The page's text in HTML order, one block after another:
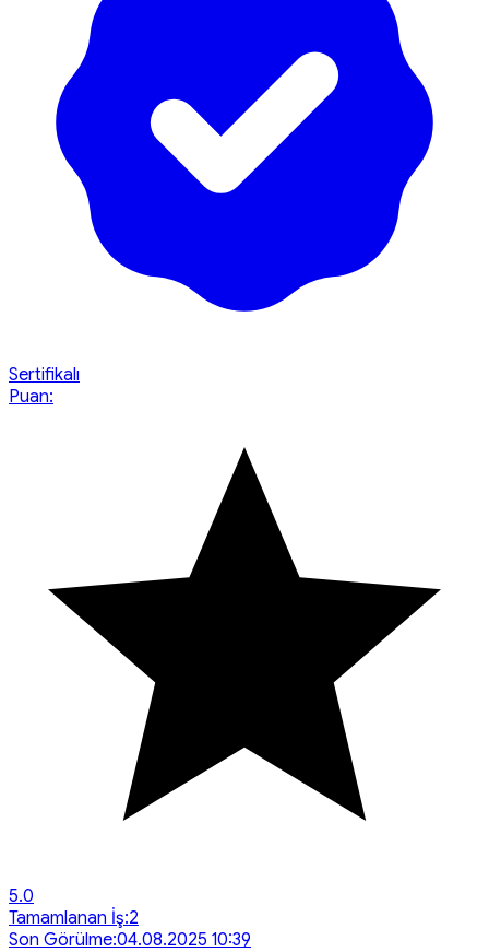
Sertifikalı
Puan:
5.0
Tamamlanan İş:2
Son Görülme:04.08.2025 10:39